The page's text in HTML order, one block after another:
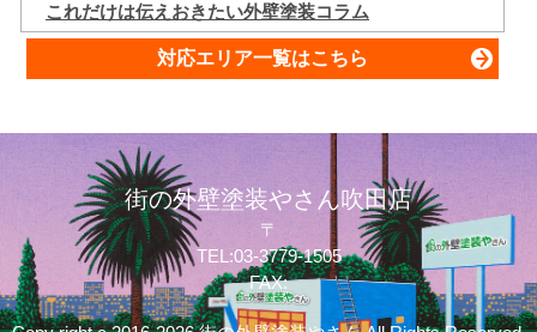
これだけは伝えおきたい外壁塗装コラム
対応エリア一覧はこちら
街の外壁塗装やさん吹田店
〒
TEL:03-3779-1505
FAX: